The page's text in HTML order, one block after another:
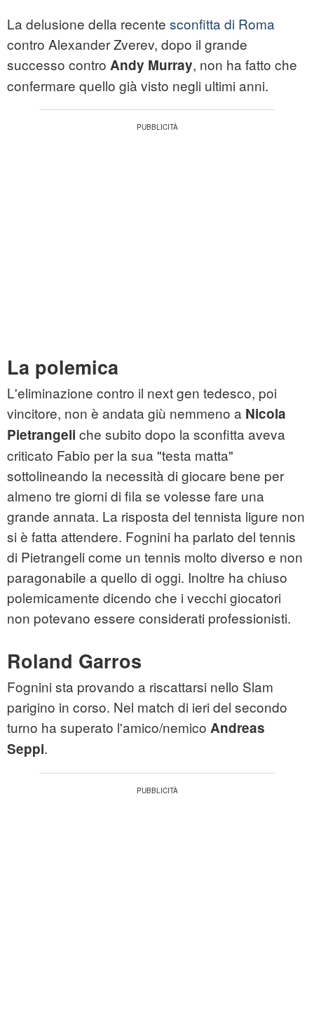
La delusione della recente sconfitta di Roma
contro Alexander Zverev, dopo il grande
successo contro Andy Murray, non ha fatto che
confermare quello già visto negli ultimi anni.
La polemica
L'eliminazione contro il next gen tedesco, poi
vincitore, non è andata giù nemmeno a Nicola
Pietrangeli che subito dopo la sconfitta aveva
criticato Fabio per la sua "testa matta"
sottolineando la necessità di giocare bene per
almeno tre giorni di fila se volesse fare una
grande annata. La risposta del tennista ligure non
si è fatta attendere. Fognini ha parlato del tennis
di Pietrangeli come un tennis molto diverso e non
paragonabile a quello di oggi. Inoltre ha chiuso
polemicamente dicendo che i vecchi giocatori
non potevano essere considerati professionisti.
Roland Garros
Fognini sta provando a riscattarsi nello Slam
parigino in corso. Nel match di ieri del secondo
turno ha superato l'amico/nemico Andreas
Seppi.